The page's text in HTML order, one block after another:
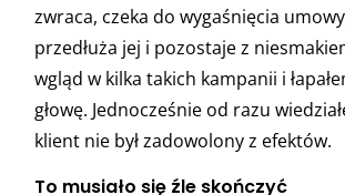
zwraca, czeka do wygaśnięcia
przedłuża jej i pozostaje z
wgląd w kilka takich kampanii i
głowę. Jednocześnie od razu
klient nie był zadowolony z efektów.
To musiało się źle skończyć